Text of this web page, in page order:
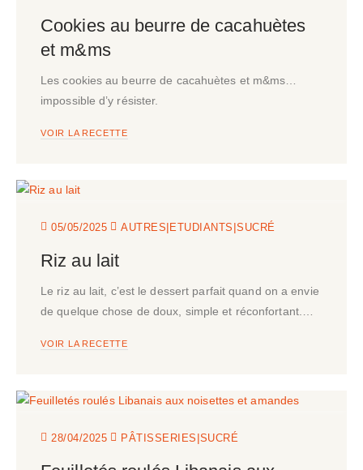
Cookies au beurre de cacahuètes
et m&ms
Les cookies au beurre de cacahuètes et m&ms…
impossible d’y résister.
VOIR LA RECETTE
05/05/2025 AUTRES|ETUDIANTS |SUCRÉ
Riz au lait
Le riz au lait, c’est le dessert parfait quand on a envie
de quelque chose de doux, simple et réconfortant.…
VOIR LA RECETTE
28/04/2025 PÂTISSERIES |SUCRÉ